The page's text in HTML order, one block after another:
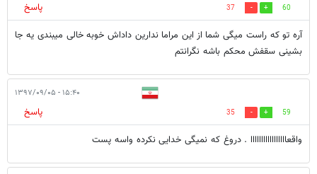
60
37
پاسخ
آره تو که راست میگی شما از این مراما ندارین داداش خوبه خالی میبندی یه جا
بشینی سقفش محکم باشه نگرانتم
۱۵:۴۰ - ۱۳۹۷/۰۹/۰۵
59
35
پاسخ
واقعااااااااااااااااا . دروغ که نمیگی خدایی نکرده واسه پست